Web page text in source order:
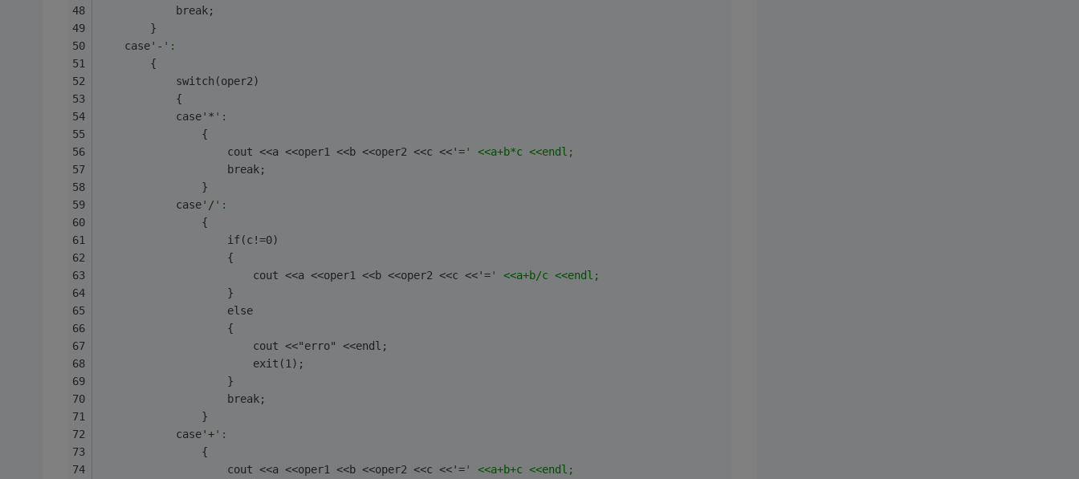
            break;
        }
    case'-
':
        {
            switch(oper2)
            {
            case'*
':
                {
                    cout <<a <<oper1 <<b <<oper2 <<c <<'=
' <<a+b*c <<endl;
                    break;
                }
            case'/
':
                {
                    if(c!=0)
                    {
                        cout <<a <<oper1 <<b <<oper2 <<c <<'=
' <<a+b/c <<endl;
                    }
                    else
                    {
                        cout <<"erro" <<endl;
                        exit(1);
                    }
                    break;
                }
            case'+
':
                {
                    cout <<a <<oper1 <<b <<oper2 <<c <<'=
' <<a+b+c <<endl;